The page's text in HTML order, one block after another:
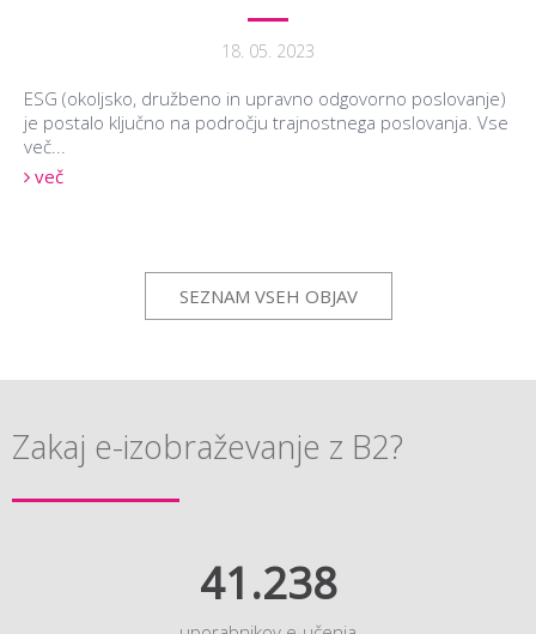
18. 05. 2023
ESG (okoljsko, družbeno in upravno odgovorno poslovanje)
je postalo ključno na področju trajnostnega poslovanja. Vse
več...
več
SEZNAM VSEH OBJAV
Zakaj e-izobraževanje z B2?
41.238